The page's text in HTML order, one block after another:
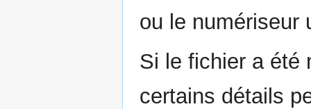
ou le numériseur
Si le fichier a été
certains détails